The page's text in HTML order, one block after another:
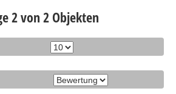
2 von 2 Objekten